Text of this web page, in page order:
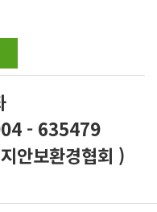
- 635479
안보환경협회 )